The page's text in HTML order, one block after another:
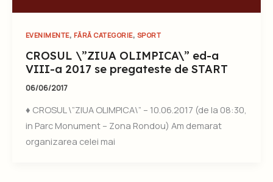
EVENIMENTE, FĂRĂ CATEGORIE, SPORT
CROSUL \”ZIUA OLIMPICA\” ed-a
VIII-a 2017 se pregateste de START
06/06/2017
♦ CROSUL \”ZIUA OLIMPICA\” – 10.06.2017 (de la 08:30,
in Parc Monument – Zona Rondou) Am demarat
organizarea celei mai